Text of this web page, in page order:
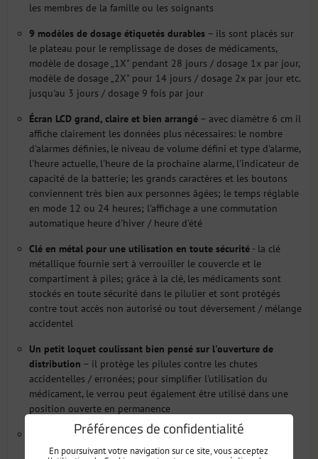
les membres de la famille ou les soignants
9 modèles de dosage étiquetés durables – ils sont placés sur
le plateau pour le remplissage de doses de médicaments,
modèle de dosage „1X" pendant 28 jours / dosage 1x par jour,
modèle de dosage „2X" pour 14 jours / dosage 2x par jour etc.
jusqu'au 3 jours / dosage 9 fois par jour
Écran LCD grand, claire et bien arrangé – avec diamètre 6 cm il
affiche clairement les données plus nécessaires: le nombre
d'alarmes définies, le niveau de volume défini et type d'alarme,
l'heure actuelle, l'heure de la prochaine alarme, l'indicateur de
capacité de la batterie; les grands caractères et les boutons
conviennent très bien aux personnes âgées; le temps réglable
en mode 12 ou 24 heures; l'affichage a une commutation
automatique heure d'hiver / heure d'été
Clé en métal pour une utilisation en toute sécurité - la clé
métallique fournie sert à verrouiller le couvercle et le
compartiment à piles; grâce à la clé, les médicaments sont
stockés en toute sécurité dans le pilulier et sont protégés
contre tout accès non autorisé ou tout déversement / mélange
accidentel
Un petit loquet coulissant bien pensé sur l'ouverture de
distribution – il protège les pilules contre les chutes
accidentelles / erronées; pour simplifier l'utilisation du
médicament, le verrou peut également être utilisé dans une
position ouverte en permanence
Couvercle verrouillable robuste- disponible en couverture
blanche (le patient NE PEUT PAS voir les médicaments), mat
Préférences de confidentialité
En poursuivant votre navigation sur ce site, vous acceptez